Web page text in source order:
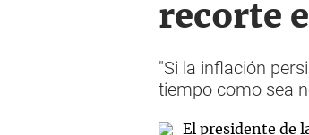
recorte
"Si la inflación
tiempo como sea